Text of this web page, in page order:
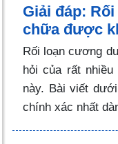
Giải đáp:
chữa được
Rối loạn cương
hỏi của rất
này. Bài viết
chính xác nhất